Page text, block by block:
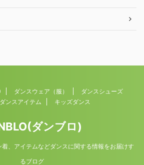
ダンスウェア（服）
ダンスシューズ
ダンスアイテム キッズダンス
ダンブロ)
、アイテムなどダンスに関する情報をお届けす
るブログ